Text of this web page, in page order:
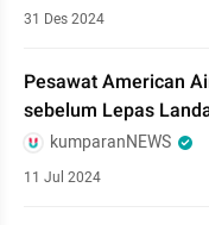
31 Des 2024
Pesawat American
sebelum Lepas
kumparanNEWS
11 Jul 2024